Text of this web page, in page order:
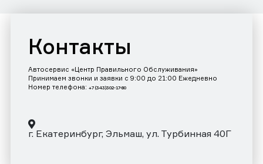
Контакты
Автосервис «Центр Правильного Обслуживания»
Принимаем звонки и заявки с 9:00 до 21:00 Ежедневно
Номер телефона: +7 (343)302-17-80
г. Екатеринбург, Эльмаш, ул. Турбинная 40Г